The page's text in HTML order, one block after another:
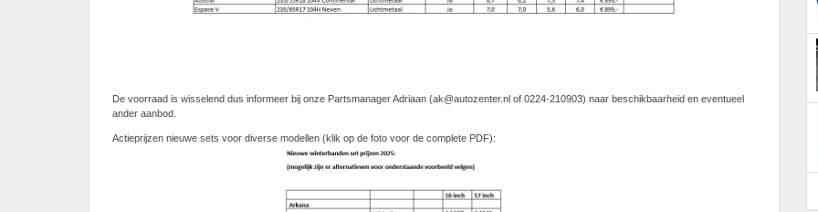
De voorraad is wisselend dus informeer bij onze Partsmanager Adriaan (ak@autozenter.nl of 0224-210903) naar beschikbaarheid en eventueel
ander aanbod.
Actieprijzen nieuwe sets voor diverse modellen (klik op de foto voor de complete PDF):